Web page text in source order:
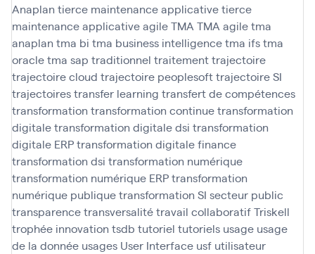
Anaplan tierce maintenance applicativetierce
maintenance applicative agileTMA TMA agiletma
anaplan tma bi tma business intelligencetma ifstma
oracletma sap traditionnel traitementtrajectoire
trajectoire cloud trajectoire peoplesofttrajectoire SI
trajectoirestransfer learning transfert de compétences
transformation transformation continuetransformation
digitaletransformation digitale dsi transformation
digitale ERPtransformation digitale finance
transformation dsi transformation numérique
transformation numérique ERPtransformation
numérique publiquetransformation SI secteur public
transparencetransversalitétravail collaboratifTriskell
trophée innovation tsdb tutoriel tutoriels usage usage
de la donnée usages User Interface usf utilisateur